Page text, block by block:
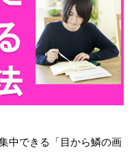
中できる「目から鱗の画